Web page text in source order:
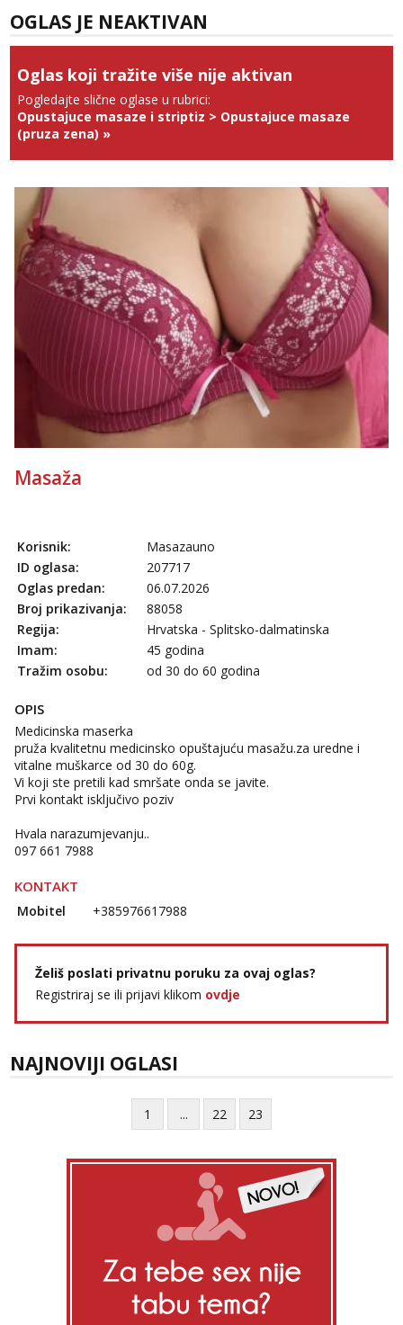
OGLAS JE NEAKTIVAN
Oglas koji tražite više nije aktivan
Pogledajte slične oglase u rubrici:
Opustajuce masaze i striptiz > Opustajuce masaze
(pruza zena) »
Masaža
Korisnik:
Masazauno
ID oglasa:
207717
Oglas predan:
06.07.2026
Broj prikazivanja:
88058
Regija:
Hrvatska - Splitsko-dalmatinska
Imam:
45 godina
Tražim osobu:
od 30 do 60 godina
OPIS
Medicinska maserka
pruža kvalitetnu medicinsko opuštajuću masažu.za uredne i
vitalne muškarce od 30 do 60g.
Vi koji ste pretili kad smršate onda se javite.
Prvi kontakt isključivo poziv
Hvala narazumjevanju..
097 661 7988
KONTAKT
Mobitel +385976617988
Želiš poslati privatnu poruku za ovaj oglas?
Registriraj se ili prijavi klikom ovdje
NAJNOVIJI OGLASI
1 ... 22 23